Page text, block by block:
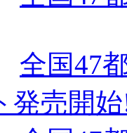
全国47
発売開